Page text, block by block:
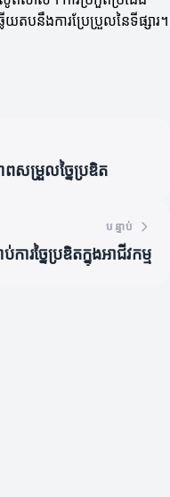
យតបនឹងការប្រែប្រួលនៃទីផ្សារ។
ពសម្រួលច្នៃប្រឌិត
បន្ទាប់
រច្នៃប្រឌិតក្នុងអាជីវកម្ម